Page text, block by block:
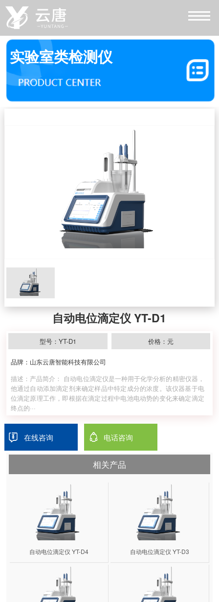
实验室类检测仪
自动电位滴定仪 YT-D1
型号：YT-D1 价格：元
品牌：山东云唐智能科技有限公司
描述：产品简介： 自动电位滴定仪是一种用于化学分析的精密仪器，
他通过自动添加滴定剂来确定样品中特定成分的浓度。该仪器基于电
位滴定原理工作，即根据在滴定过程中电池电动势的变化来确定滴定
终点的···
在线咨询 电话咨询
相关产品
自动电位滴定仪 YT-D4 自动电位滴定仪 YT-D3